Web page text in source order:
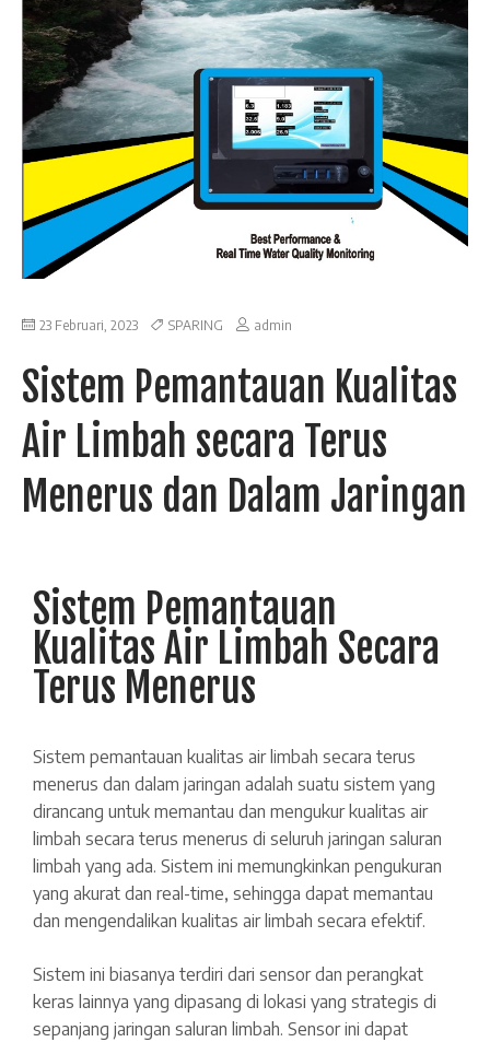
23 Februari, 2023 SPARING admin
Sistem Pemantauan Kualitas
Air Limbah secara Terus
Menerus dan Dalam Jaringan
Sistem Pemantauan
Kualitas Air Limbah Secara
Terus Menerus
Sistem pemantauan kualitas air limbah secara terus
menerus dan dalam jaringan adalah suatu sistem yang
dirancang untuk memantau dan mengukur kualitas air
limbah secara terus menerus di seluruh jaringan saluran
limbah yang ada. Sistem ini memungkinkan pengukuran
yang akurat dan real-time, sehingga dapat memantau
dan mengendalikan kualitas air limbah secara efektif.
Sistem ini biasanya terdiri dari sensor dan perangkat
keras lainnya yang dipasang di lokasi yang strategis di
sepanjang jaringan saluran limbah. Sensor ini dapat